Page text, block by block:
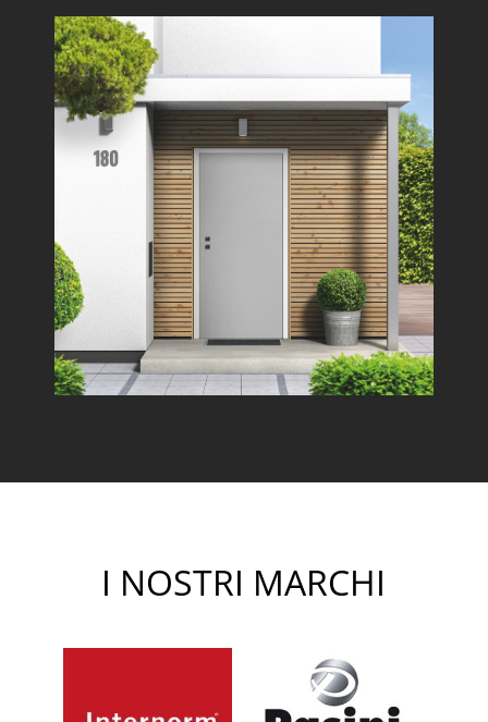
I NOSTRI MARCHI